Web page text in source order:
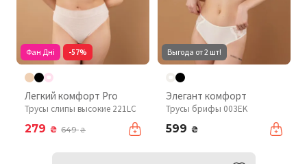
Фан Дні -57%
Легкий комфорт Pro
Трусы слипы высокие 221LC
279 ₴ 649₴
Выгода от 2 шт!
Элегант комфорт
Трусы брифы 003EK
599 ₴